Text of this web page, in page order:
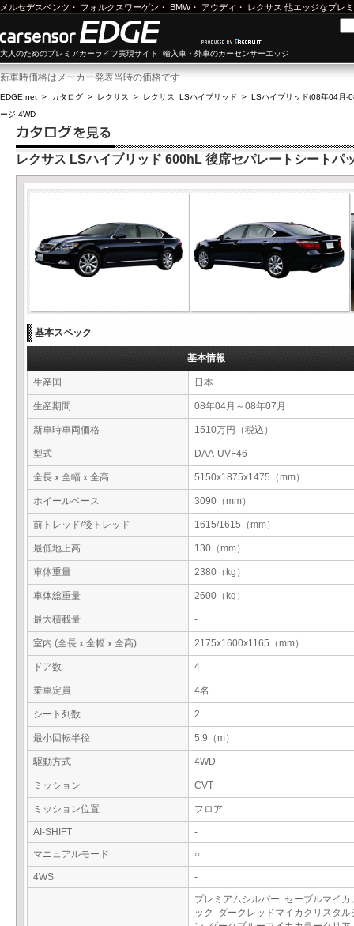
メルセデスベンツ ・ フォルクスワーゲン ・ BMW・ アウディ ・ レクサス 他エッジなプレ
大人のためのプレミアカーライフ実現サイト 輸入車・外車のカーセンサーエッジ
新車時価格はメーカー発表当時の価格です
EDGE.net > カタログ > レクサス > レクサス LSハイブリッド > LSハイブリッド(08年04月-
ージ 4WD
レクサス LSハイブリッド 600hL 後席セパレートシートパ
基本スペック
基本情報
生産国 日本
生産期間 08年04月～08年07月
新車時車両価格 1510万円（税込）
型式 DAA-UVF46
全長ｘ全幅ｘ全高 5150x1875x1475（mm）
ホイールベース 3090（mm）
前トレッド/後トレッド 1615/1615（mm）
最低地上高 130（mm）
車体重量 2380（kg）
車体総重量 2600（kg）
最大積載量 -
室内 (全長ｘ全幅ｘ全高) 2175x1600x1165（mm）
ドア数 4
乗車定員 4名
シート列数 2
最小回転半径 5.9（m）
駆動方式 4WD
ミッション CVT
ミッション位置 フロア
AI-SHIFT
-
マニュアルモード
○
4WS -
プレミアムシルバー セーブルマイカ
ック ダークレッドマイカクリスタル